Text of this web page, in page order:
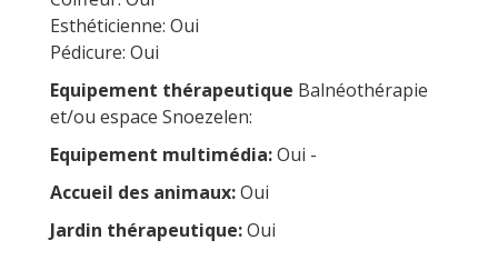
Esthéticienne: Oui
Pédicure: Oui
Equipement thérapeutique Balnéothérapie
et/ou espace Snoezelen:
Equipement multimédia:Oui -
Accueil des animaux:Oui
Jardin thérapeutique:Oui